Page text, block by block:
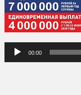
Аудиоплеер
00:00